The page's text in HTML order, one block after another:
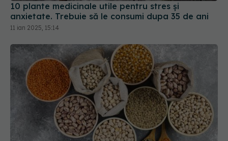
10 plante medicinale utile pentru stres și
anxietate. Trebuie să le consumi dupa 35 de ani
11 ian 2025, 15:14